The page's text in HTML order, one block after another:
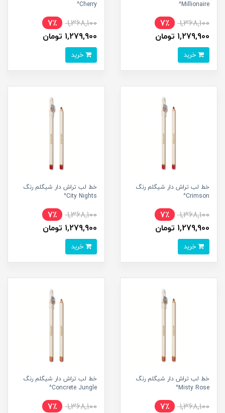
Millionaire^
1,368,100
7٪
1,279,900 تومان
Cherry^
1,368,100
7٪
1,279,900 تومان
خط لب تراش دار شیگلم رنگ
Crimson^
1,368,100
7٪
1,279,900 تومان
خط لب تراش دار شیگلم رنگ
City Nights^
1,368,100
7٪
1,279,900 تومان
خط لب تراش دار شیگلم رنگ
Misty Rose^
1,368,100
7٪
خط لب تراش دار شیگلم رنگ
Concrete Jungle^
1,368,100
7٪